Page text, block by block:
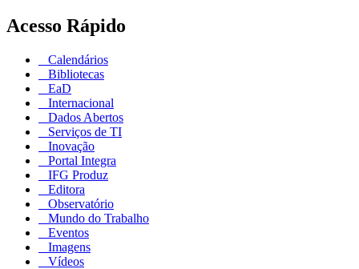
Acesso Rápido
Calendários
Bibliotecas
EaD
Internacional
Dados Abertos
Serviços de TI
Inovação
Portal Integra
IFG Produz
Editora
Observatório
Mundo do Trabalho
Eventos
Imagens
Vídeos